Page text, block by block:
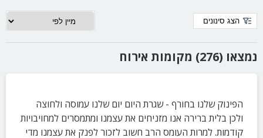
נמצאו (276) מקומות אירוח
הצג סינונים
הפינוק שלנו בחורף - שגרת היום יום שלנו עמוסה ולחוצה
ולכן בלית ברירה אנו מזניחים את עצמנו ומתמסרים למחויבויות
קודמות. למרות העומס הרב חשוב לזכור לפנק את עצמנו מדי